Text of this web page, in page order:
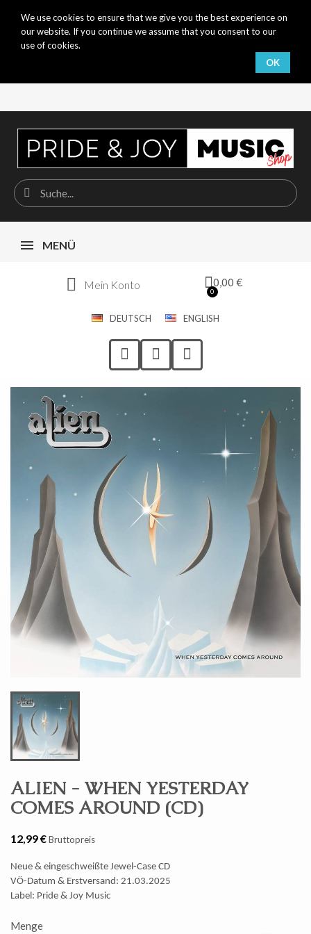
We use cookies to ensure that we give you the best experience on
our website. If you continue we assume that you consent to our
use of cookies.
OK
MENÜ
Mein Konto 0,00 €
DEUTSCH ENGLISH
ALIEN - WHEN YESTERDAY
COMES AROUND (CD)
12,99 €Bruttopreis
Neue & eingeschweißte Jewel-Case CD
VÖ-Datum & Erstversand: 21.03.2025
Label: Pride & Joy Music
Menge